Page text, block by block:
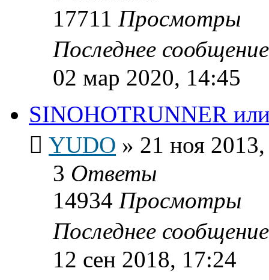
17711 Просмотры
Последнее
02 мар 2020, 14:45
SINOHOTRUNNER
YUDO » 21 ноя
3 Ответы
14934 Просмотры
Последнее
12 сен 2018, 17:24